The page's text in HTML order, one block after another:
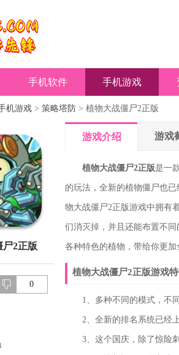
手机软件 手机游戏
机游戏 > 策略塔防 > 植物大战僵尸2正版
尸2正版
0
游戏介绍 游戏
植物大战僵尸2正版是一
的玩法，全新的植物僵尸也
物大战僵尸2正版游戏中拥有
们消灭掉，并且还能布置不
各种特色的植物，带给你更加
植物大战僵尸2正版游戏
1、多种不同的模式，不同
2、全新的排名系统已经上
3、这个国庆，除了惊险刺